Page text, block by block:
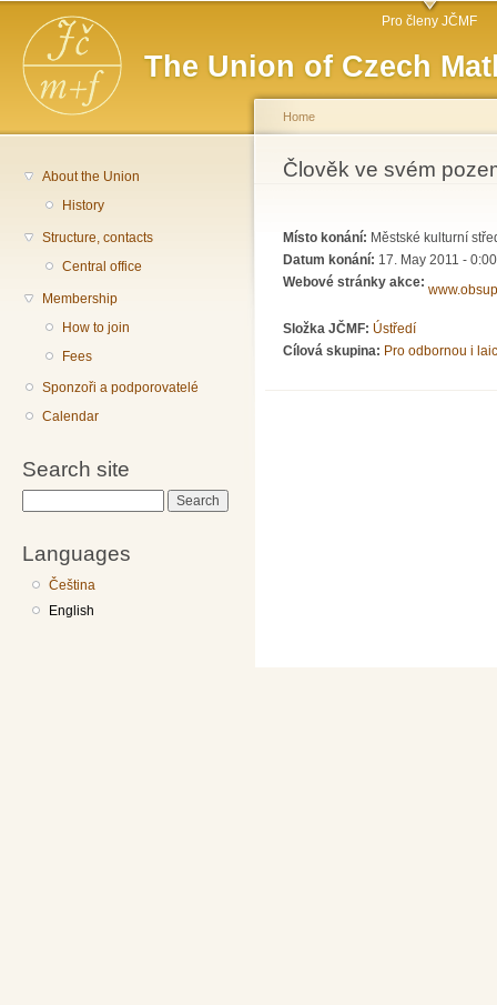
The Union of Czech
Main menu Pro členy JČMF
About the Union
History
Structure, contacts
Central office
Membership
How to join
Fees
Sponzoři a podporovatelé
Calendar
Search site
Languages
Čeština
English
You are here
Home
Člověk ve svém
Místo konání: Městské kulturní
Datum konání: 17. May 2011 - 0:00
Webové stránky akce:
Složka JČMF: Ústředí
Cílová skupina: Pro odbornou i